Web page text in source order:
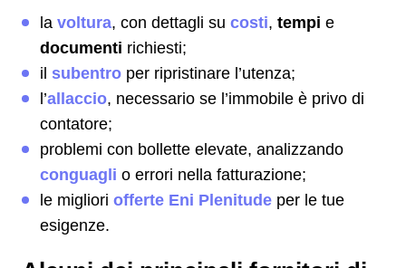
la voltura, con dettagli su costi, tempi e
documenti richiesti;
il subentro per ripristinare l’utenza;
l’allaccio, necessario se l’immobile è privo di
contatore;
problemi con bollette elevate, analizzando
conguagli o errori nella fatturazione;
le migliori offerte Eni Plenitude per le tue
esigenze.